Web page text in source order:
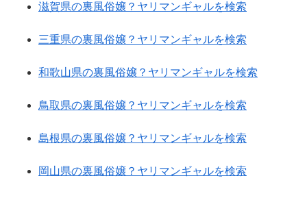
滋賀県の裏風俗嬢？ヤリマンギャルを検索
三重県の裏風俗嬢？ヤリマンギャルを検索
和歌山県の裏風俗嬢？ヤリマンギャルを検索
鳥取県の裏風俗嬢？ヤリマンギャルを検索
島根県の裏風俗嬢？ヤリマンギャルを検索
岡山県の裏風俗嬢？ヤリマンギャルを検索